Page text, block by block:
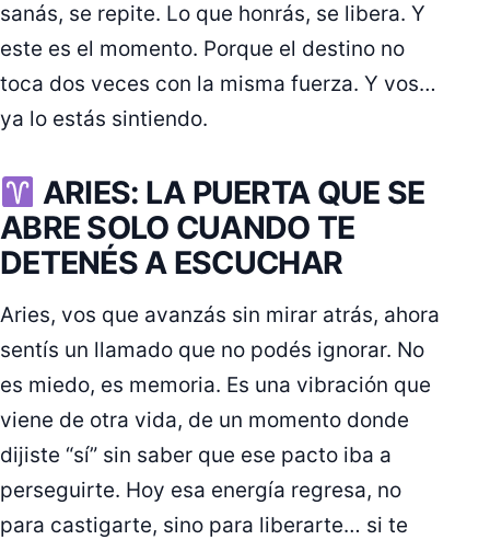
sanás, se repite. Lo que honrás, se libera. Y
este es el momento. Porque el destino no
toca dos veces con la misma fuerza. Y vos…
ya lo estás sintiendo.
ARIES: LA PUERTA QUE SE
ABRE SOLO CUANDO TE
DETENÉS A ESCUCHAR
Aries, vos que avanzás sin mirar atrás, ahora
sentís un llamado que no podés ignorar. No
es miedo, es memoria. Es una vibración que
viene de otra vida, de un momento donde
dijiste “sí” sin saber que ese pacto iba a
perseguirte. Hoy esa energía regresa, no
para castigarte, sino para liberarte… si te